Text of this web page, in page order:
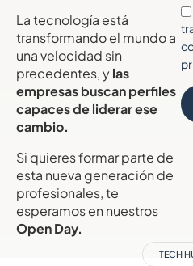
La tecnología está
transformando el mundo a
una velocidad sin
precedentes, ylas
empresas buscan perfiles
capaces de liderar ese
cambio.
Si quieres formar parte de
esta nueva generación de
profesionales, te
esperamos en nuestros
Open Day.
TECH